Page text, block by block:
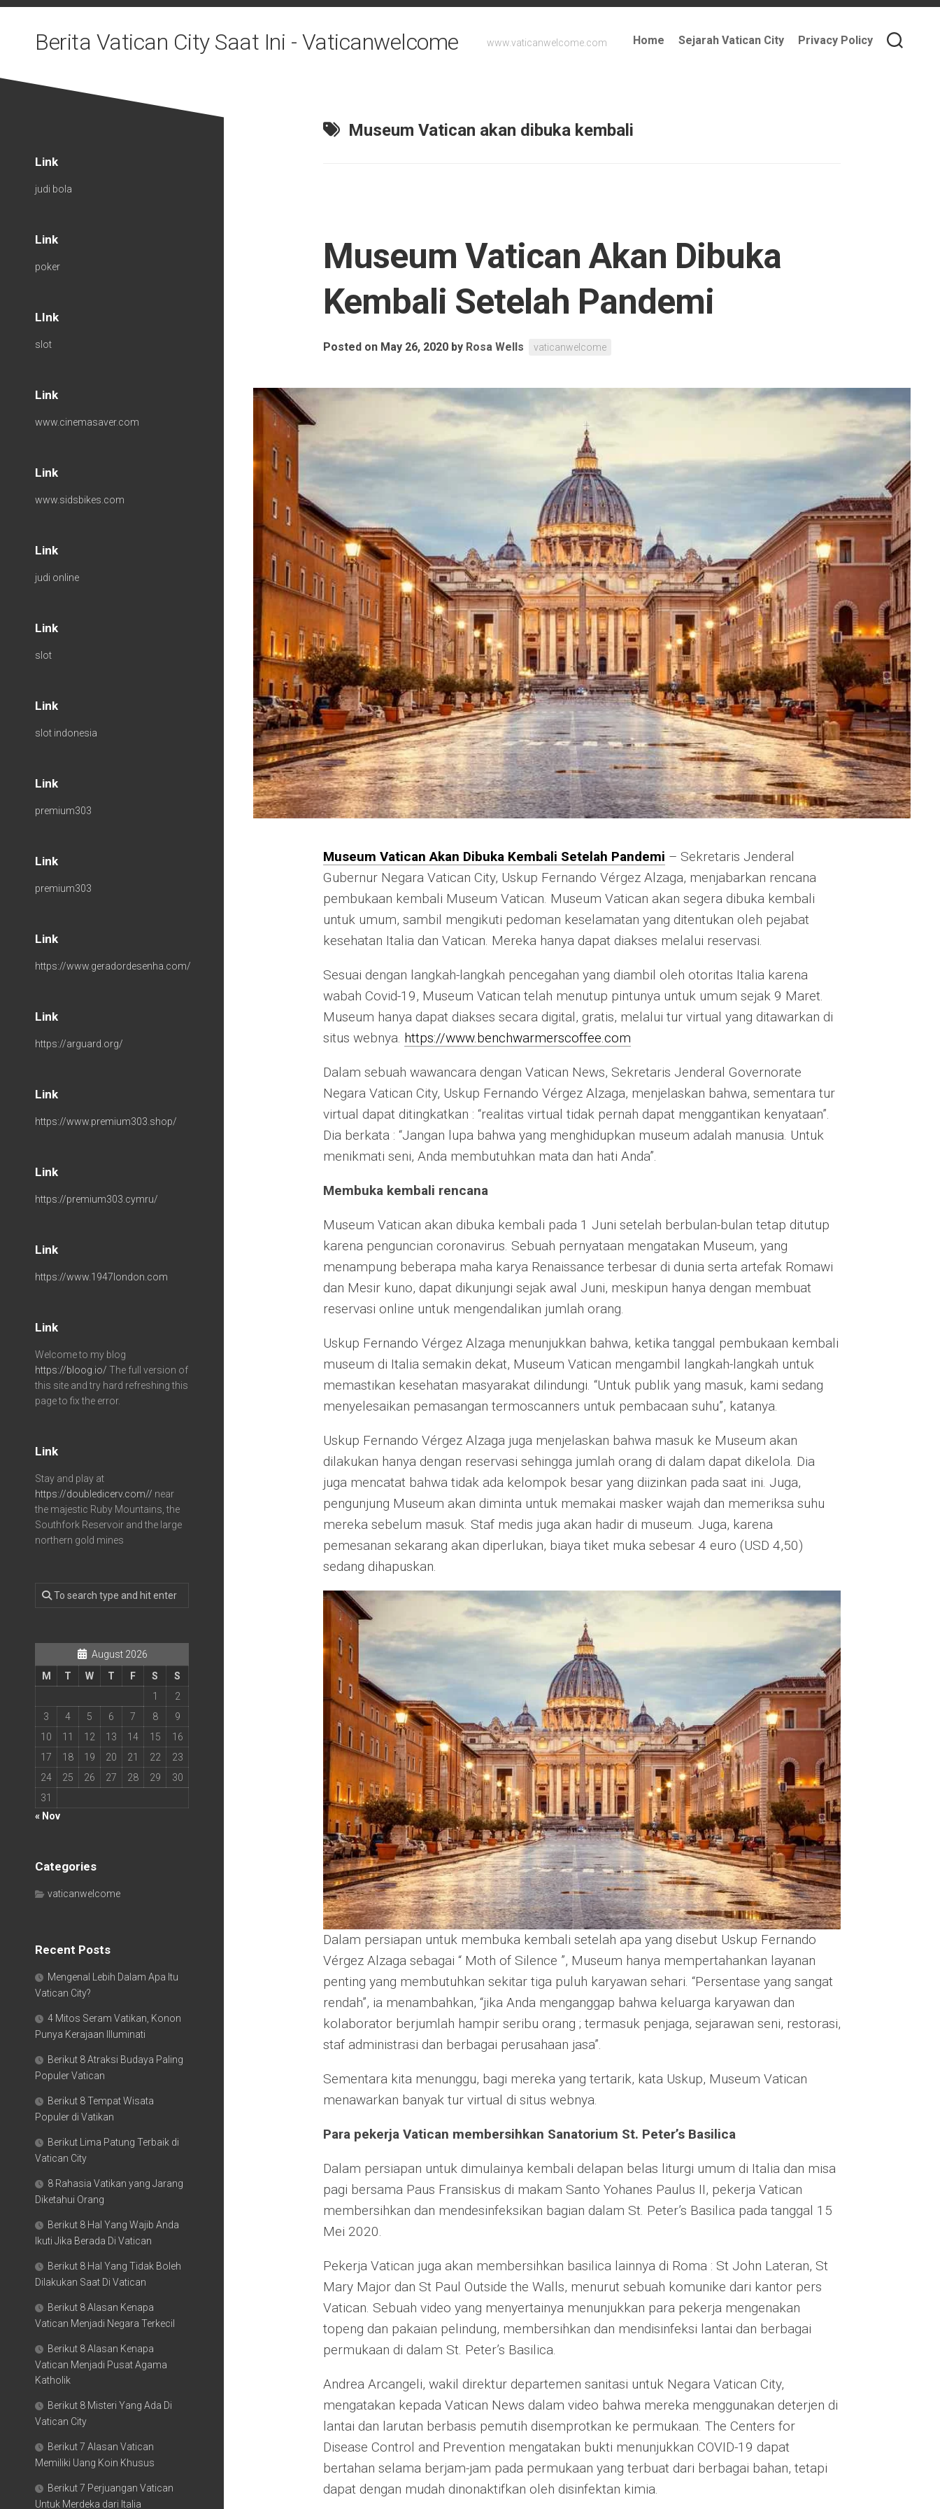
Skip
Berita Vatican City Saat Ini - Vaticanwelcome www.vaticanwelcome.com Home Sejarah Vatican City Privacy Policy
Museum Vatican akan dibuka kembali
Museum Vatican Akan Dibuka
Kembali Setelah Pandemi
Posted on May 26, 2020 by Rosa Wells vaticanwelcome
Museum Vatican Akan Dibuka Kembali Setelah Pandemi – Sekretaris Jenderal
Gubernur Negara Vatican City, Uskup Fernando Vérgez Alzaga, menjabarkan rencana
pembukaan kembali Museum Vatican. Museum Vatican akan segera dibuka kembali
untuk umum, sambil mengikuti pedoman keselamatan yang ditentukan oleh pejabat
kesehatan Italia dan Vatican. Mereka hanya dapat diakses melalui reservasi.
Sesuai dengan langkah-langkah pencegahan yang diambil oleh otoritas Italia karena
wabah Covid-19, Museum Vatican telah menutup pintunya untuk umum sejak 9 Maret.
Museum hanya dapat diakses secara digital, gratis, melalui tur virtual yang ditawarkan di
situs webnya. https://www.benchwarmerscoffee.com
Dalam sebuah wawancara dengan Vatican News, Sekretaris Jenderal Governorate
Negara Vatican City, Uskup Fernando Vérgez Alzaga, menjelaskan bahwa, sementara tur
virtual dapat ditingkatkan : “realitas virtual tidak pernah dapat menggantikan kenyataan”.
Dia berkata : “Jangan lupa bahwa yang menghidupkan museum adalah manusia. Untuk
menikmati seni, Anda membutuhkan mata dan hati Anda”.
Membuka kembali rencana
Museum Vatican akan dibuka kembali pada 1 Juni setelah berbulan-bulan tetap ditutup
karena penguncian coronavirus. Sebuah pernyataan mengatakan Museum, yang
menampung beberapa maha karya Renaissance terbesar di dunia serta artefak Romawi
dan Mesir kuno, dapat dikunjungi sejak awal Juni, meskipun hanya dengan membuat
reservasi online untuk mengendalikan jumlah orang.
Uskup Fernando Vérgez Alzaga menunjukkan bahwa, ketika tanggal pembukaan kembali
museum di Italia semakin dekat, Museum Vatican mengambil langkah-langkah untuk
memastikan kesehatan masyarakat dilindungi. “Untuk publik yang masuk, kami sedang
menyelesaikan pemasangan termoscanners untuk pembacaan suhu”, katanya.
Uskup Fernando Vérgez Alzaga juga menjelaskan bahwa masuk ke Museum akan
dilakukan hanya dengan reservasi sehingga jumlah orang di dalam dapat dikelola. Dia
juga mencatat bahwa tidak ada kelompok besar yang diizinkan pada saat ini. Juga,
pengunjung Museum akan diminta untuk memakai masker wajah dan memeriksa suhu
mereka sebelum masuk. Staf medis juga akan hadir di museum. Juga, karena
pemesanan sekarang akan diperlukan, biaya tiket muka sebesar 4 euro (USD 4,50)
sedang dihapuskan.
Dalam persiapan untuk membuka kembali setelah apa yang disebut Uskup Fernando
Vérgez Alzaga sebagai “ Moth of Silence ”, Museum hanya mempertahankan layanan
penting yang membutuhkan sekitar tiga puluh karyawan sehari. “Persentase yang sangat
rendah”, ia menambahkan, “jika Anda menganggap bahwa keluarga karyawan dan
kolaborator berjumlah hampir seribu orang ; termasuk penjaga, sejarawan seni, restorasi,
staf administrasi dan berbagai perusahaan jasa”.
Sementara kita menunggu, bagi mereka yang tertarik, kata Uskup, Museum Vatican
menawarkan banyak tur virtual di situs webnya.
Para pekerja Vatican membersihkan Sanatorium St. Peter’s Basilica
Dalam persiapan untuk dimulainya kembali delapan belas liturgi umum di Italia dan misa
pagi bersama Paus Fransiskus di makam Santo Yohanes Paulus II, pekerja Vatican
membersihkan dan mendesinfeksikan bagian dalam St. Peter’s Basilica pada tanggal 15
Mei 2020.
Pekerja Vatican juga akan membersihkan basilica lainnya di Roma : St John Lateran, St
Mary Major dan St Paul Outside the Walls, menurut sebuah komunike dari kantor pers
Vatican. Sebuah video yang menyertainya menunjukkan para pekerja mengenakan
topeng dan pakaian pelindung, membersihkan dan mendisinfeksi lantai dan berbagai
permukaan di dalam St. Peter’s Basilica.
Andrea Arcangeli, wakil direktur departemen sanitasi untuk Negara Vatican City,
mengatakan kepada Vatican News dalam video bahwa mereka menggunakan deterjen di
lantai dan larutan berbasis pemutih disemprotkan ke permukaan. The Centers for
Disease Control and Prevention mengatakan bukti menunjukkan COVID-19 dapat
bertahan selama berjam-jam pada permukaan yang terbuat dari berbagai bahan, tetapi
dapat dengan mudah dinonaktifkan oleh disinfektan kimia.
Link
judi bola
Link
poker
LInk
slot
Link
www.cinemasaver.com
Link
www.sidsbikes.com
Link
judi online
Link
slot
Link
slot indonesia
Link
premium303
Link
premium303
Link
https://www.geradordesenha.com/
Link
https://arguard.org/
Link
https://www.premium303.shop/
Link
https://premium303.cymru/
Link
https://www.1947london.com
Link
Welcome to my blog
https://bloog.io/ The full version of
this site and try hard refreshing this
page to fix the error.
Link
Stay and play at
https://doubledicerv.com// near
the majestic Ruby Mountains, the
Southfork Reservoir and the large
northern gold mines
August 2026
M
T W T F S
S
1
2
3
4 5 6 7 8
9
10
11 12 13 14 15
16
17
18 19 20 21 22
23
24
25 26 27 28 29
30
31
« Nov
Categories
vaticanwelcome
Recent Posts
Mengenal Lebih Dalam Apa Itu
Vatican City?
4 Mitos Seram Vatikan, Konon
Punya Kerajaan Illuminati
Berikut 8 Atraksi Budaya Paling
Populer Vatican
Berikut 8 Tempat Wisata
Populer di Vatikan
Berikut Lima Patung Terbaik di
Vatican City
8 Rahasia Vatikan yang Jarang
Diketahui Orang
Berikut 8 Hal Yang Wajib Anda
Ikuti Jika Berada Di Vatican
Berikut 8 Hal Yang Tidak Boleh
Dilakukan Saat Di Vatican
Berikut 8 Alasan Kenapa
Vatican Menjadi Negara Terkecil
Berikut 8 Alasan Kenapa
Vatican Menjadi Pusat Agama
Katholik
Berikut 8 Misteri Yang Ada Di
Vatican City
Berikut 7 Alasan Vatican
Memiliki Uang Koin Khusus
Berikut 7 Perjuangan Vatican
Untuk Merdeka dari Italia